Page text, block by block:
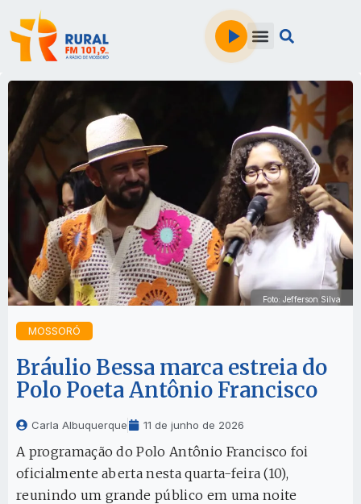
Foto: Jefferson Silva
MOSSORÓ
Bráulio Bessa marca estreia do
Polo Poeta Antônio Francisco
Carla Albuquerque 11 de junho de 2026
A programação do Polo Antônio Francisco foi
oficialmente aberta nesta quarta-feira (10),
reunindo um grande público em uma noite